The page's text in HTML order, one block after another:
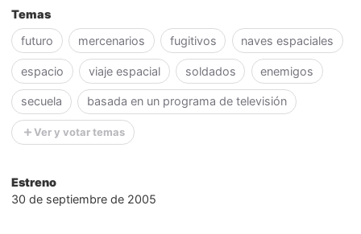
Temas
futuro
mercenarios fugitivos naves espaciales
espacio viaje espacial soldados enemigos
secuela basada en un programa de televisión
Ver y votar temas
Estreno
30 de septiembre de 2005